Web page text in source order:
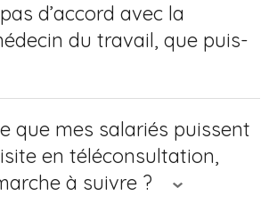
d’accord avec la
du travail, que puis-
que mes salariés puissent
en téléconsultation,
à suivre ?